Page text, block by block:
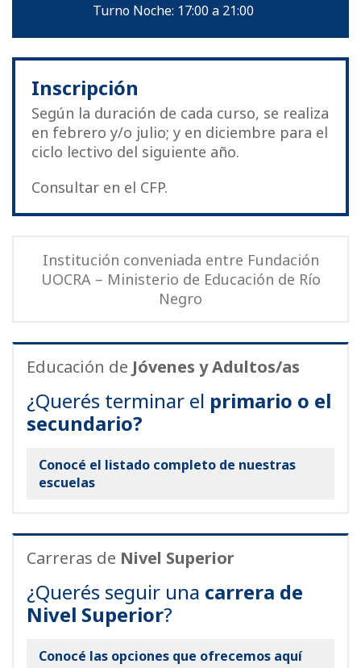
Turno Noche: 17:00 a 21:00
Inscripción
Según la duración de cada curso, se realiza
en febrero y/o julio; y en diciembre para el
ciclo lectivo del siguiente año.
Consultar en el CFP.
Institución conveniada entre Fundación
UOCRA – Ministerio de Educación de Río
Negro
Educación de Jóvenes y Adultos/as
¿Querés terminar el primario o el
secundario?
Conocé el listado completo de nuestras
escuelas
Carreras de Nivel Superior
¿Querés seguir una carrera de
Nivel Superior?
Conocé las opciones que ofrecemos aquí